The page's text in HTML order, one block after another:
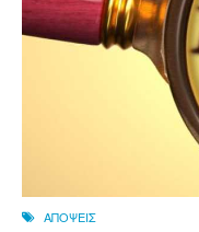
ΑΠΟΨΕΙΣ